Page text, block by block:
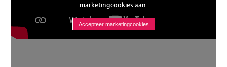
marketingcookies aan.
Accepteer marketingcookies